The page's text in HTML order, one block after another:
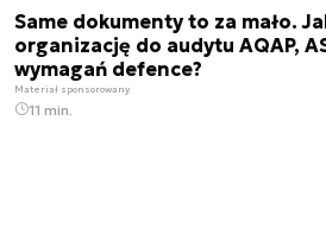
Same dokumenty to za mało.
organizację do audytu AQAP,
wymagań defence?
Materiał sponsorowany
11 min.